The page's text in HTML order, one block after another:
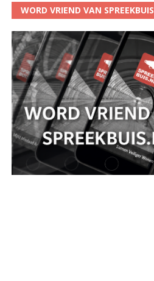
WORD VRIEND VAN SPREEKBUIS